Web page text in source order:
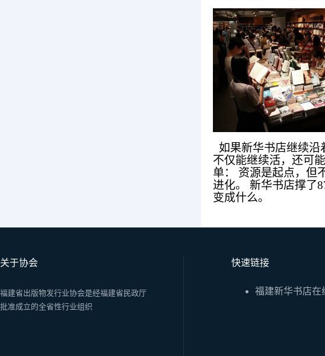
如果新华书店继续沿
不仅能继续活，还可
单： 资源是起点，但
进化。 新华书店撑了
变成什么。
关于协会
福建省出版物发行业协会是经福建省民政厅
批准成立的全省性行业组织
快速链接
福建新华书店在